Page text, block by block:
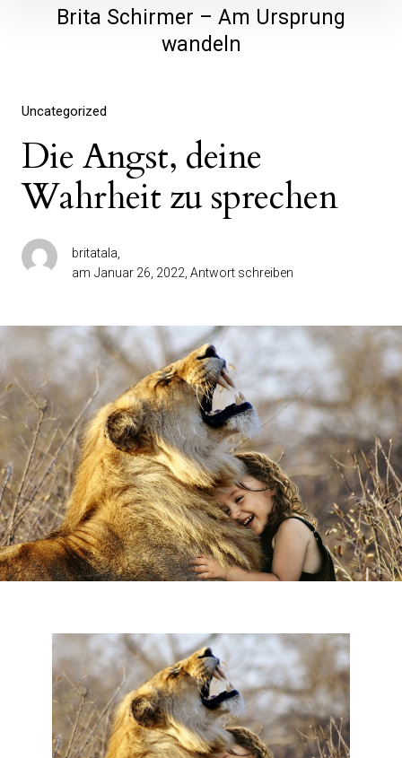
Brita Schirmer – Am Ursprung
wandeln
Uncategorized
Die Angst, deine
Wahrheit zu sprechen
britatala
am Januar 26, 2022 Antwort schreiben